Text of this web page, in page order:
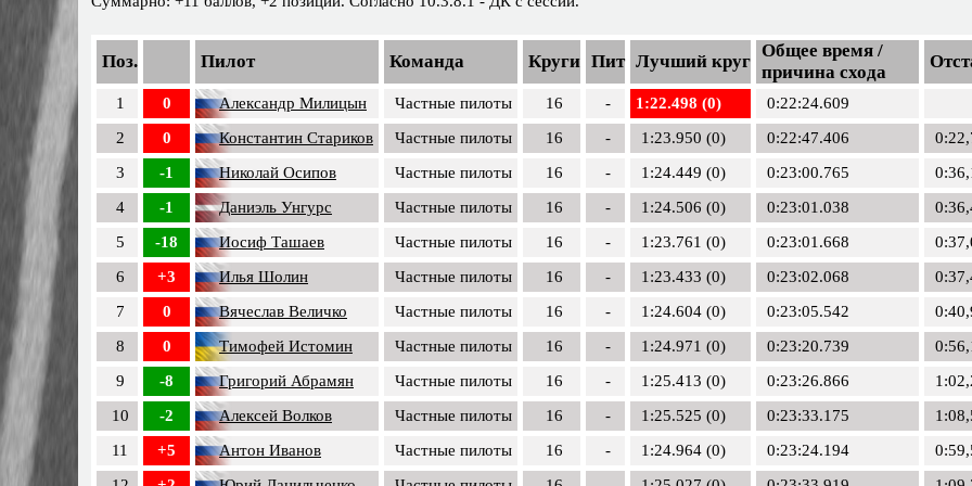
Поз. Пилот Команда Круги Пит Лучший круг
Общее время /
причина схода
1 0 Александр Милицын Частные пилоты 16 - 1:22.498 (0)
0:22:24.609
2
0 Константин Стариков Частные пилоты 16 - 1:23.950 (0) 0:22:47.406
3
-1 Николай Осипов Частные пилоты 16 - 1:24.449 (0) 0:23:00.765
4
-1 Даниэль Унгурс Частные пилоты 16 - 1:24.506 (0) 0:23:01.038
5
-18 Иосиф Ташаев Частные пилоты 16 - 1:23.761 (0) 0:23:01.668
6
+3 Илья Шолин Частные пилоты 16 - 1:23.433 (0) 0:23:02.068
7
0 Вячеслав Величко Частные пилоты 16 - 1:24.604 (0) 0:23:05.542
8
0 Тимофей Истомин Частные пилоты 16 - 1:24.971 (0) 0:23:20.739
9
-8 Григорий Абрамян Частные пилоты 16 - 1:25.413 (0) 0:23:26.866
10
-2 Алексей Волков Частные пилоты 16 - 1:25.525 (0) 0:23:33.175
11
+5 Антон Иванов Частные пилоты 16 - 1:24.964 (0) 0:23:24.194